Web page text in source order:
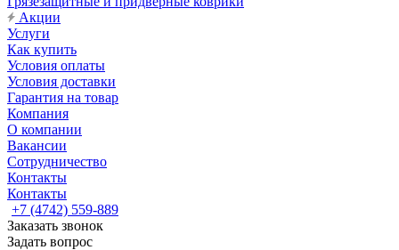
Акции
Услуги
Как купить
Условия оплаты
Условия доставки
Гарантия на товар
Компания
О компании
Вакансии
Сотрудничество
Контакты
Контакты
+7 (4742) 559-889
Заказать звонок
Задать вопрос